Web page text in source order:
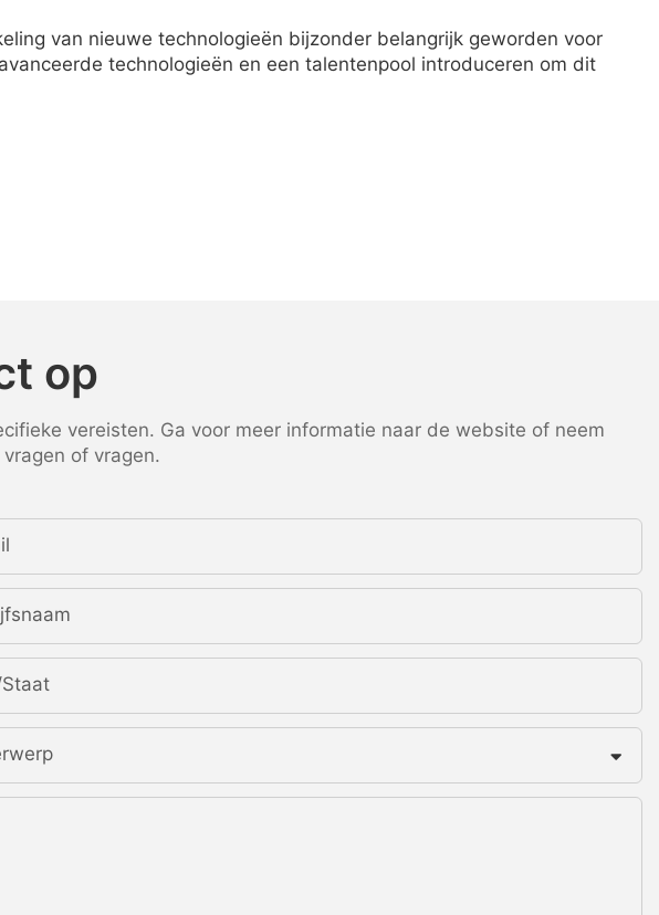
van nieuwe technologieën bijzonder belangrijk geworden voor
technologieën en een talentenpool introduceren om dit
op
vereisten. Ga voor meer informatie naar de website of neem
of vragen.